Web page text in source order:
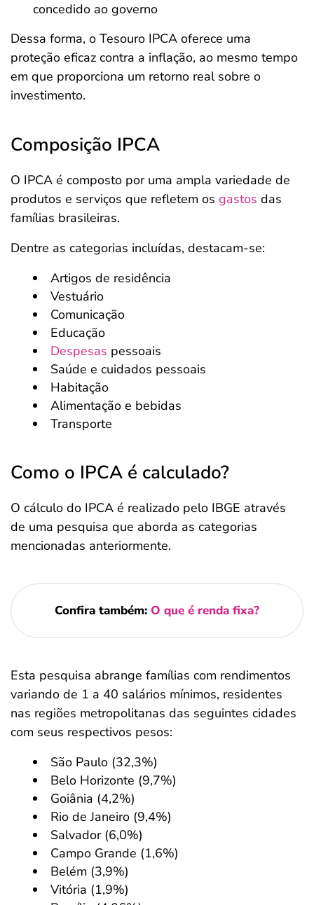
concedido ao governo
Dessa forma, o Tesouro IPCA oferece uma
proteção eficaz contra a inflação, ao mesmo tempo
em que proporciona um retorno real sobre o
investimento.
Composição IPCA
O IPCA é composto por uma ampla variedade de
produtos e serviços que refletem os gastos das
famílias brasileiras.
Dentre as categorias incluídas, destacam-se:
Artigos de residência
Vestuário
Comunicação
Educação
Despesas pessoais
Saúde e cuidados pessoais
Habitação
Alimentação e bebidas
Transporte
Como o IPCA é calculado?
O cálculo do IPCA é realizado pelo IBGE através
de uma pesquisa que aborda as categorias
mencionadas anteriormente.
Confira também: O que é renda fixa?
Esta pesquisa abrange famílias com rendimentos
variando de 1 a 40 salários mínimos, residentes
nas regiões metropolitanas das seguintes cidades
com seus respectivos pesos:
São Paulo (32,3%)
Belo Horizonte (9,7%)
Goiânia (4,2%)
Rio de Janeiro (9,4%)
Salvador (6,0%)
Campo Grande (1,6%)
Belém (3,9%)
Vitória (1,9%)